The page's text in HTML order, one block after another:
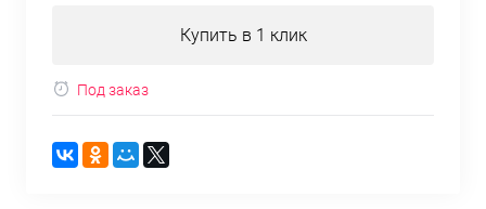
Купить в 1 клик
Под заказ